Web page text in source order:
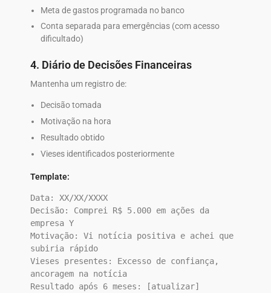
Meta de gastos programada no banco
Conta separada para emergências (com acesso
dificultado)
4. Diário de Decisões Financeiras
Mantenha um registro de:
Decisão tomada
Motivação na hora
Resultado obtido
Vieses identificados posteriormente
Template:
Data: XX/XX/XXXX
Decisão: Comprei R$ 5.000 em ações da
empresa Y
Motivação: Vi notícia positiva e achei que
subiria rápido
Vieses presentes: Excesso de confiança,
ancoragem na notícia